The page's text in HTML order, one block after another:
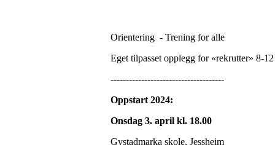
Orientering - Trening for alle
Eget tilpasset opplegg for «rekrutter» 8-
-------------------------------------
Oppstart 2024:
Onsdag 3. april kl. 18.00
Gystadmarka skole, Jessheim